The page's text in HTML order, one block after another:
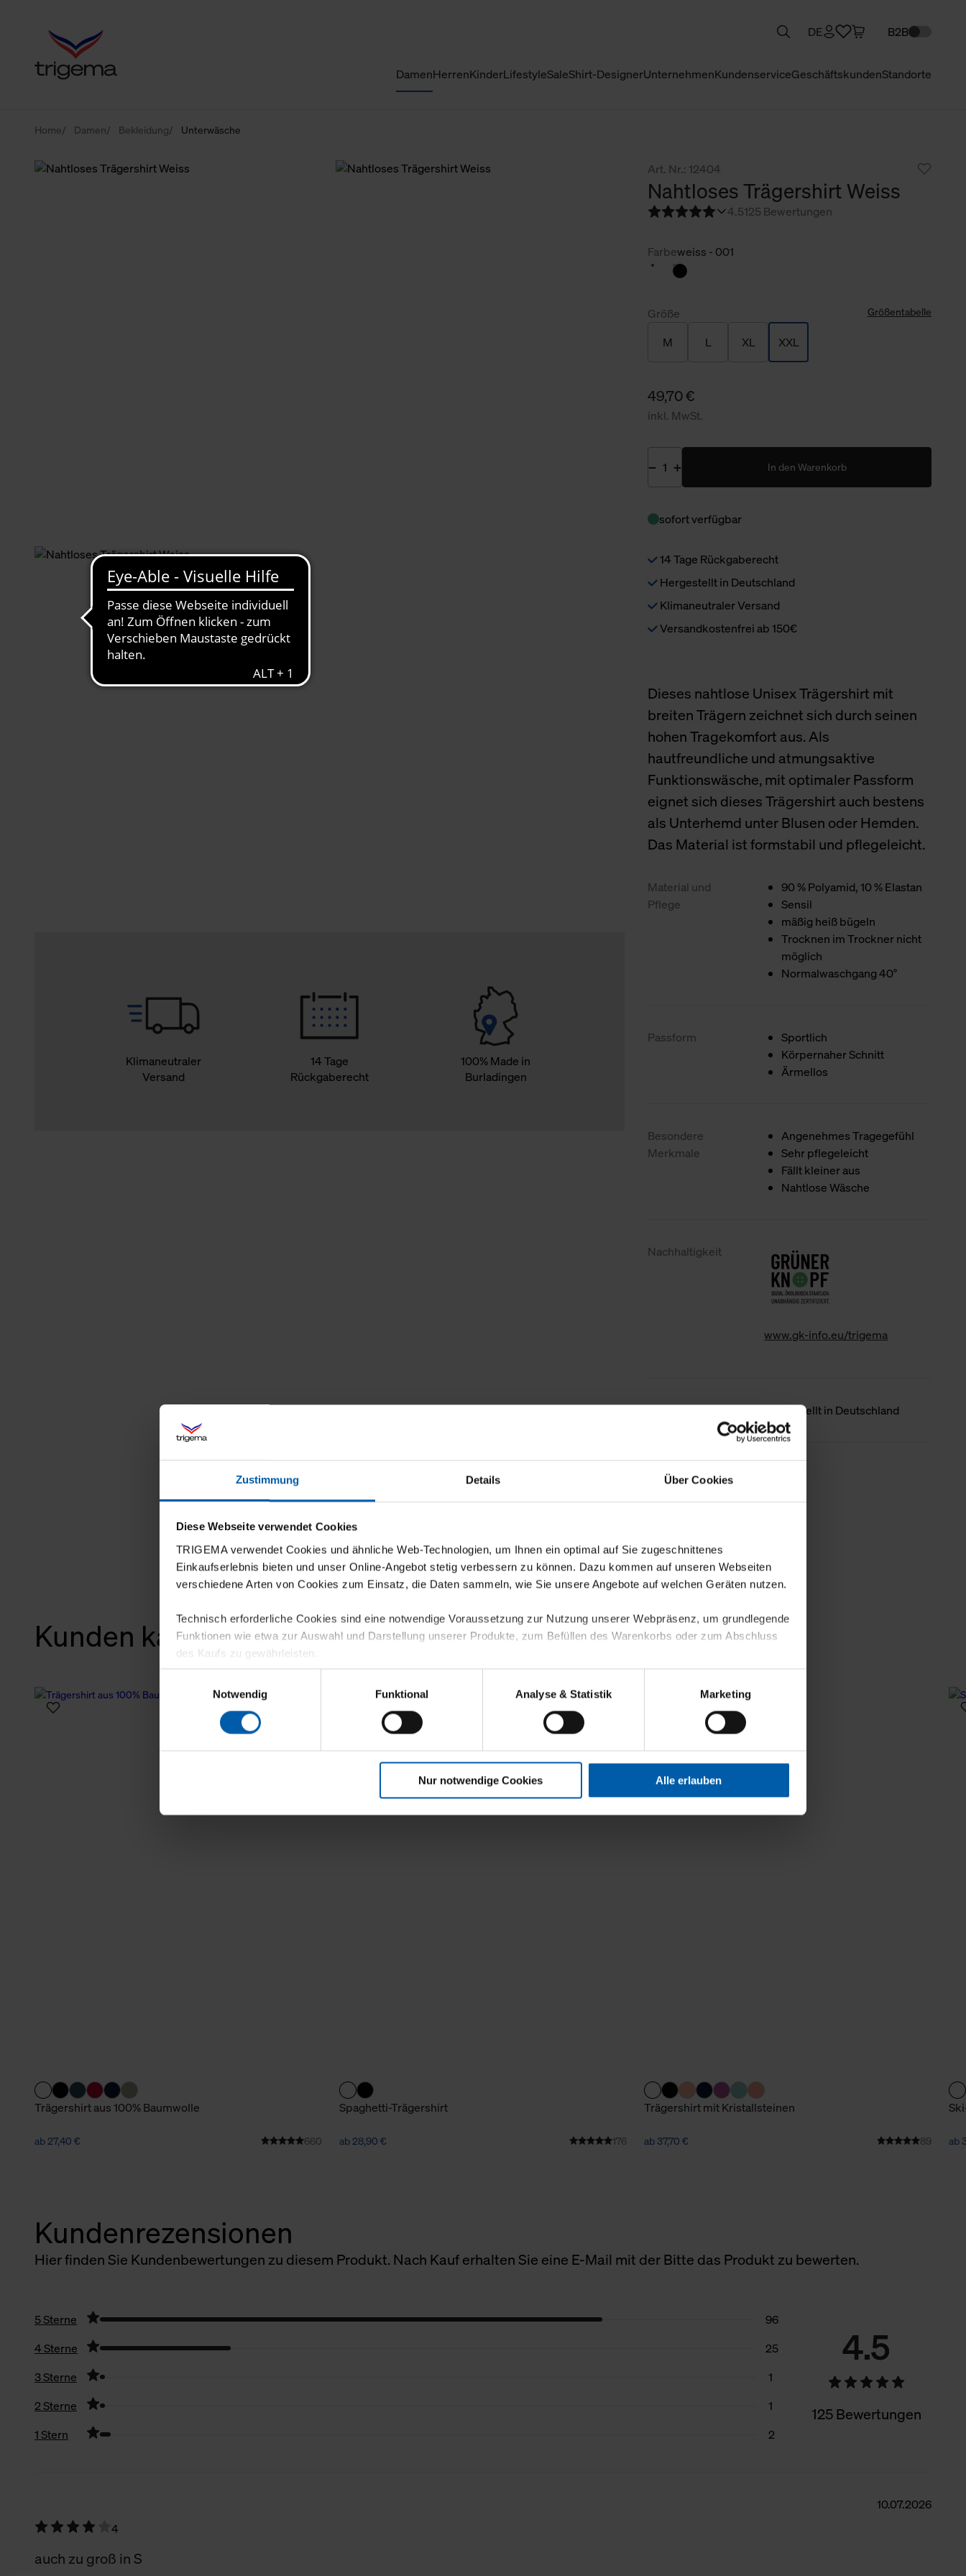
Zustimmung Details Über Cookies
Diese Webseite verwendet Cookies
TRIGEMA verwendet Cookies und ähnliche Web-Technologien, um Ihnen ein optimal auf Sie zugeschnittenes
Einkaufserlebnis bieten und unser Online-Angebot stetig verbessern zu können. Dazu kommen auf unseren Webseiten
verschiedene Arten von Cookies zum Einsatz, die Daten sammeln, wie Sie unsere Angebote auf welchen Geräten nutzen.
Technisch erforderliche Cookies sind eine notwendige Voraussetzung zur Nutzung unserer Webpräsenz, um grundlegende
Funktionen wie etwa zur Auswahl und Darstellung unserer Produkte, zum Befüllen des Warenkorbs oder zum Abschluss
des Kaufs zu gewährleisten.
Für die Darstellung personalisierter Angebote, Anzeigen und Inhalte aufgrund Ihres Nutzerverhaltens und Ihres Profils
sowie für Marketing-, Statistik- und Tracking-Zwecke zur Analyse und Optimierung unserer Webpräsenz speichern wir
personenbezogene Informationen. Diese übermitteln wir in anonymisierter Form an Dritte wie etwa unsere
Klicken Sie auf "Alle erlauben", damit wir alle Cookies und Web-Technologien für Ihr personalisiertes Einkaufserlebnis
verwenden dürfen. Über die jeweiligen Schaltflächen können Sie die Arten der Cookies selbst festlegen, die Sie erlauben
Notwendig
Funktional Analyse & Statistik Marketing
Nur notwendige Cookies Alle erlauben
DamenHerrenKinderLifestyleSaleShirt-DesignerUnternehmenKundenserviceGeschäftskundenStandorte
DE B2B
Home Damen Bekleidung Unterwäsche
Klimaneutraler
Versand
14 Tage
Rückgaberecht
100% Made in
Burladingen
Art. Nr.: 12404
Nahtloses Trägershirt Weiss
4.5125 Bewertungen
Farbeweiss - 001
Größe Größentabelle
M L XL XXL
49,70 €
inkl. MwSt.
In den Warenkorb
sofort verfügbar
14 Tage Rückgaberecht
Hergestellt in Deutschland
Klimaneutraler Versand
Versandkostenfrei ab 150€
Dieses nahtlose Unisex Trägershirt mit
breiten Trägern zeichnet sich durch seinen
hohen Tragekomfort aus. Als
hautfreundliche und atmungsaktive
Funktionswäsche, mit optimaler Passform
eignet sich dieses Trägershirt auch bestens
als Unterhemd unter Blusen oder Hemden.
Das Material ist formstabil und pflegeleicht.
Material und
Pflege
90 % Polyamid, 10 % Elastan
Sensil
mäßig heiß bügeln
Trocknen im Trockner nicht
möglich
Normalwaschgang 40°
Passform
Sportlich
Körpernaher Schnitt
Ärmellos
Besondere
Merkmale
Angenehmes Tragegefühl
Sehr pflegeleicht
Fällt kleiner aus
Nahtlose Wäsche
Nachhaltigkeit
www.gk-info.eu/trigema
Ursprungsland Hergestellt in Deutschland
Weniger Details
Kunden kauften auch
Trägershirt aus 100% Baumwolle
ab 27,40 € 660
Spaghetti-Trägershirt
ab 28,90 € 176
Trägershirt mit Kristallsteinen
ab 37,70 € 89 ab
Kundenrezensionen
Hier finden Sie Kundenbewertungen zu diesem Produkt. Nach Kauf erhalten Sie eine E-Mail mit der Bitte das Produkt zu bewerten.
4.5
125 Bewertungen
5 Sterne
96
4 Sterne
25
3 Sterne
1
2 Sterne
1
1 Stern
2
10.07.2026
4
auch zu groß in S